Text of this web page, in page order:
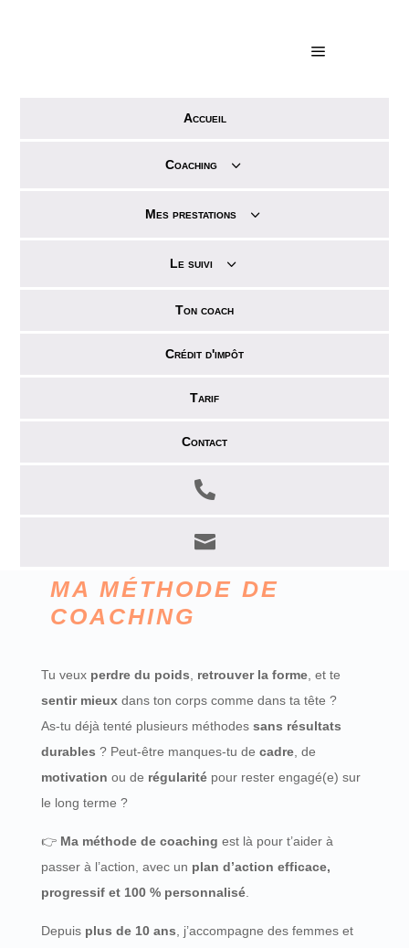
a
Accueil
3
Coaching
3
Mes prestations
3
Le suivi
Ton coach
Crédit d'impôt
Tarif
Contact


MA MÉTHODE DE
COACHING
Tu veux perdre du poids retrouver la forme, et te
sentir mieuxdans ton corps comme dans ta tête ?
As-tu déjà tenté plusieurs méthodes sans résultats
durables ? Peut-être manques-tu de cadre, de
motivation ou de régularitépour rester engagé(e) sur
le long terme ?
👉 Ma méthode de coaching est là pour t’aider à
passer à l’action, avec un plan d’action efficace,
progressif et 100 % personnalisé.
Depuis plus de 10 ans , j’accompagne des femmes et